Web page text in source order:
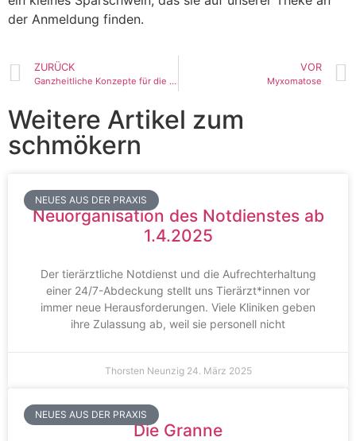
der Anmeldung finden.
ZURÜCK
Ganzheitliche Konzepte für die Landschildkröte
VOR
Myxomatose
Weitere Artikel zum
schmökern
NEUES AUS DER PRAXIS
Neuorganisation des Notdienstes ab
1.4.2025
Der tierärztliche Notdienst und die Aufrechterhaltung
einer 24/7-Abdeckung stellt uns Tierärzt*innen vor
immer neue Herausforderungen. Viele Kliniken geben
ihre Zulassung ab, weil sie personell nicht
Thorsten Neunzig 24. März 2025
NEUES AUS DER PRAXIS
Die Granne